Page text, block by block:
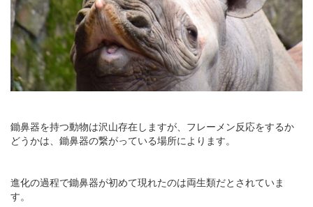
鋤鼻器を持つ動物は沢山存在しますが、フレーメン反応をするか
どうかは、鋤鼻器の繋がっている場所によります。
進化の過程で鋤鼻器が初めて現れたのは両生類だとされていま
す。